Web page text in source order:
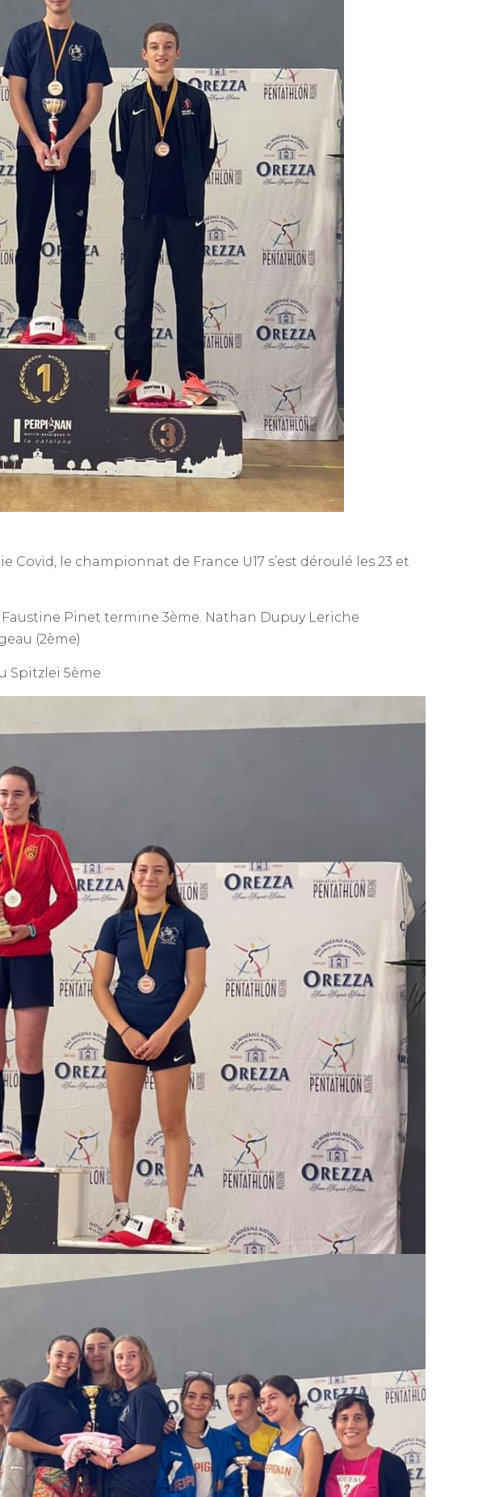
le championnat de France U17 s’est déroulé les 23 et
Pinet termine 3ème. Nathan Dupuy Leriche
(2ème)
Spitzlei 5ème